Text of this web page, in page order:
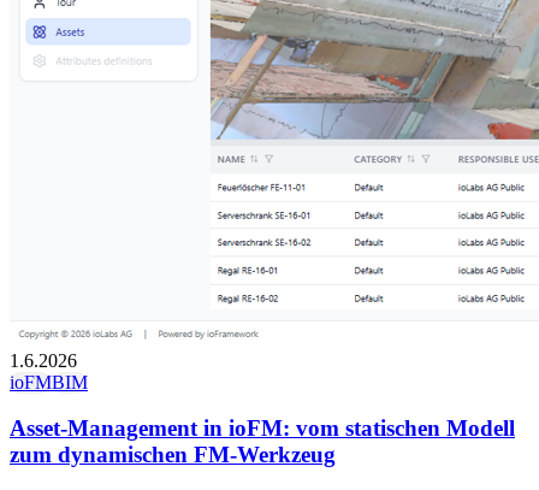
1.6.2026
ioFMBIM
Asset-Management in ioFM: vom statischen Modell
zum dynamischen FM-Werkzeug